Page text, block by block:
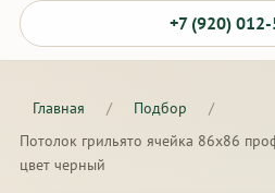
+7 (920)
Главная / Подбор
/
Потолок грильято ячейка 86х86
цвет черный